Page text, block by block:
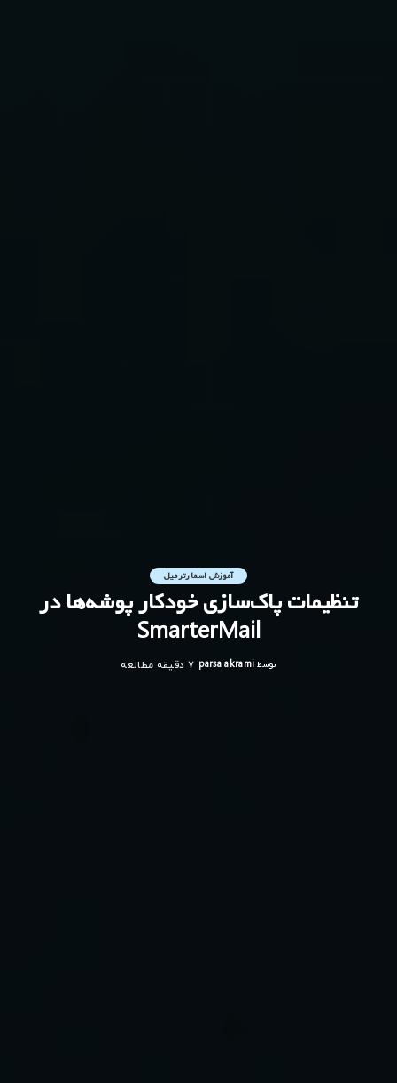
آموزش اسمارترمیل
تنظیمات پاک‌سازی خودکار پوشه‌ها در
SmarterMail
توسطparsa akrami 7 دقیقه مطالعه